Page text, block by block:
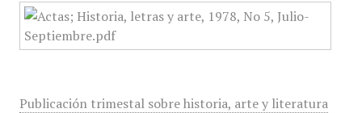
Publicación trimestal sobre historia, arte y literatura